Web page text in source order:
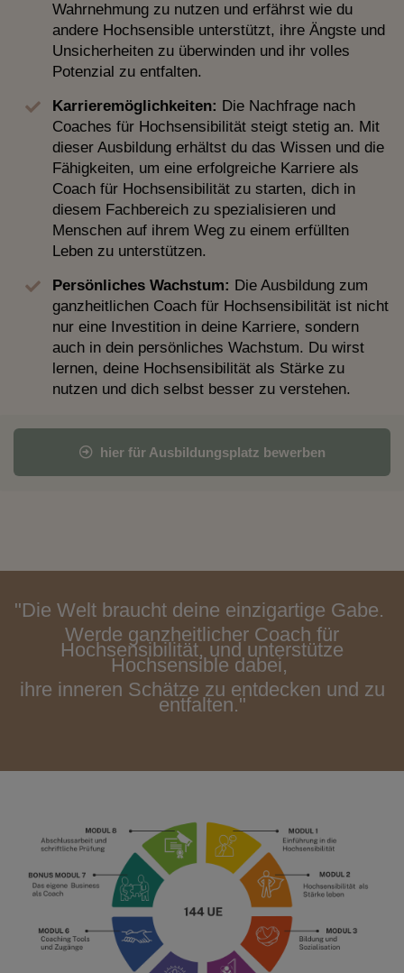
Wahrnehmung zu nutzen und erfährst wie du
andere Hochsensible unterstützt, ihre Ängste und
Unsicherheiten zu überwinden und ihr volles
Potenzial zu entfalten.
Karrieremöglichkeiten: Die Nachfrage nach
Coaches für Hochsensibilität steigt stetig an. Mit
dieser Ausbildung erhältst du das Wissen und die
Fähigkeiten, um eine erfolgreiche Karriere als
Coach für Hochsensibilität zu starten, dich in
diesem Fachbereich zu spezialisieren und
Menschen auf ihrem Weg zu einem erfüllten
Leben zu unterstützen.
Persönliches Wachstum: Die Ausbildung zum
ganzheitlichen Coach für Hochsensibilität ist nicht
nur eine Investition in deine Karriere, sondern
auch in dein persönliches Wachstum. Du wirst
lernen, deine Hochsensibilität als Stärke zu
nutzen und dich selbst besser zu verstehen.
hier für Ausbildungsplatz bewerben
"Die Welt braucht deine einzigartige Gabe.
Werde ganzheitlicher Coach für
Hochsensibilität, und unterstütze
Hochsensible dabei,
ihre inneren Schätze zu entdecken und zu
entfalten."